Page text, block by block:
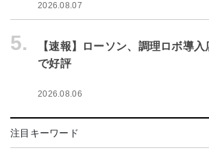
2026.08.07
5.
【速報】ローソン、調理ロボ導
で好評
2026.08.06
注目キーワード